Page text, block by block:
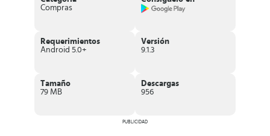
Aparte de esto, los desarrolladores de esta aplicación garantizan
otras aplicaciones.
lectura de códigos frecuentes. Así mismo, se percibe el rendimiento
de la App de forma precisa.
Compras
Requerimientos
Android 5.0+
Versión
9.1.3
Tamaño
79 MB
Descargas
956
PUBLICIDAD